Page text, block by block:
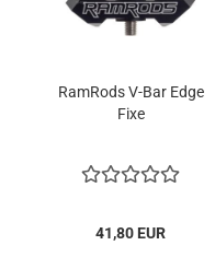
RamRods V-Bar Edge
Fixe
41,80 EUR